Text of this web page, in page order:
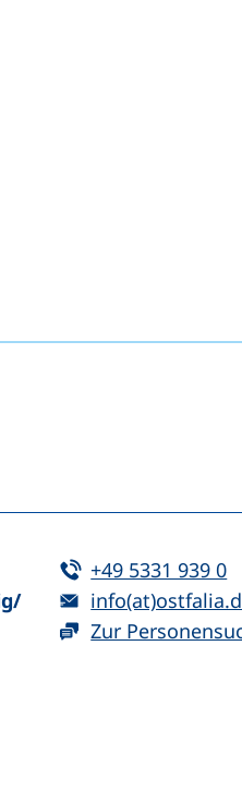
Tel:
+49 5331 939 0
E-Mail:
Zur